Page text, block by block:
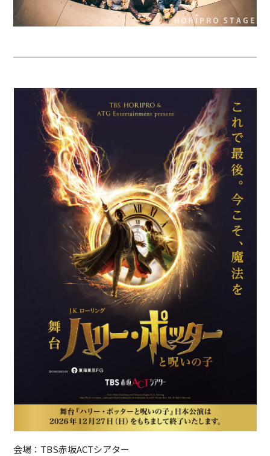
会場：TBS赤坂ACTシアター